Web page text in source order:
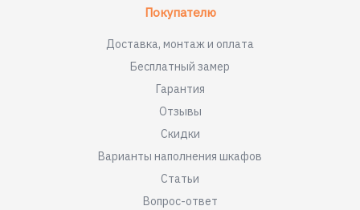
Покупателю
Доставка, монтаж и оплата
Бесплатный замер
Гарантия
Отзывы
Скидки
Варианты наполнения шкафов
Статьи
Вопрос-ответ